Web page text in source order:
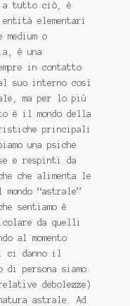
a tutto ciò, è
elementari
o
è una
in contatto
suo interno così
ma per lo più
è il mondo della
principali
una psiche
e respinti da
che alimenta le
“astrale”
sentiamo è
da quelli
al momento
ci danno il
persona siamo.
debolezze)
astrale. Ad